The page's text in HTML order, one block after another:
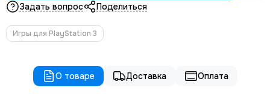
Задать вопрос Поделиться
Игры для PlayStation 3
О товаре Доставка Оплата